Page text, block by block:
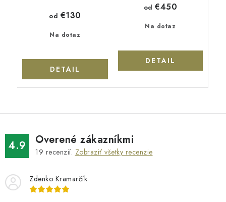
Na dotaz
od €130
DETAIL
Na dotaz
od €450
DETAIL
4.9 Overené zákazníkmi
19 recenzií. Zobraziť všetky recenzie
Zdenko Kramarčík